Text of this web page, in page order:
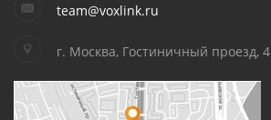
team@voxlink.ru
г. Москва, Гостиничный проезд, 4